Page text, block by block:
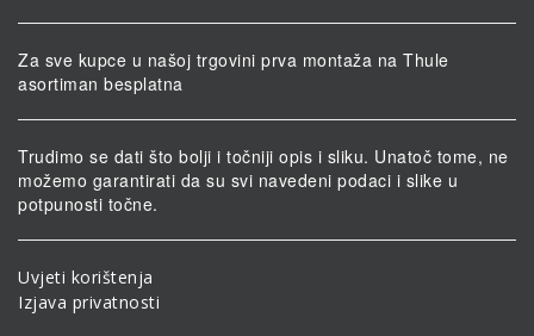
Za sve kupce u našoj trgovini prva montaža na Thule
asortiman besplatna
Trudimo se dati što bolji i točniji opis i sliku. Unatoč tome, ne
možemo garantirati da su svi navedeni podaci i slike u
potpunosti točne.
Uvjeti korištenja
Izjava privatnosti